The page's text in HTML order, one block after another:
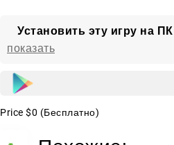
Установить эту игру на ПК
показать
Price $0 (Бесплатно)